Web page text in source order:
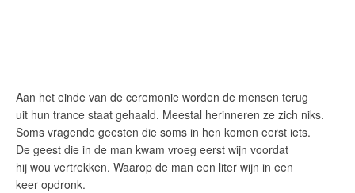
Aan het einde van de ceremonie worden de mensen terug
uit hun trance staat gehaald. Meestal herinneren ze zich niks.
Soms vragende geesten die soms in hen komen eerst iets.
De geest die in de man kwam vroeg eerst wijn voordat
hij wou vertrekken. Waarop de man een liter wijn in een
keer opdronk.